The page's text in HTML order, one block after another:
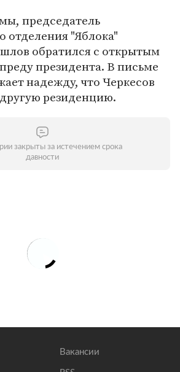
председатель
отделения "Яблока"
обратился с открытым
президента. В письме
надежду, что Черкесов
резиденцию.
закрыты за истечением срока
давности
Вакансии